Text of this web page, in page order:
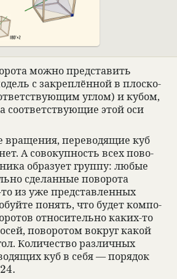
можно пред­ста­вить
с закреп­лён­ной в плос­ко­
углом) и кубом,
этой оси
враще­ния, пере­во­дящие куб
А сово­куп­ность всех пово­
обра­зует группу: любые
сде­лан­ные пово­рота
из уже пред­став­лен­ных
понять, что будет компо­
отно­си­тельно каких-то
пово­ро­том вокруг какой
Коли­че­ство раз­лич­ных
куб в себя — поря­док
24.
24.